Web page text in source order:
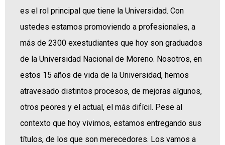
es el rol principal que tiene la Universidad. Con
ustedes estamos promoviendo a profesionales, a
más de 2300 exestudiantes que hoy son graduados
de la Universidad Nacional de Moreno. Nosotros, en
estos 15 años de vida de la Universidad, hemos
atravesado distintos procesos, de mejoras algunos,
otros peores y el actual, el más difícil. Pese al
contexto que hoy vivimos, estamos entregando sus
títulos, de los que son merecedores. Los vamos a